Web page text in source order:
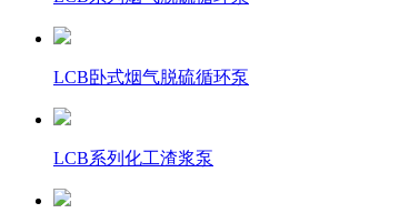
LCB卧式烟气脱硫循环泵
LCB系列化工渣浆泵